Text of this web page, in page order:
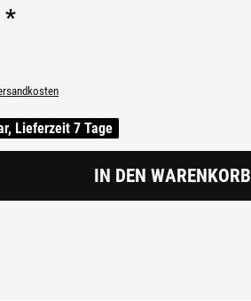
*
Lieferzeit 7 Tage
IN DEN WARENKORB